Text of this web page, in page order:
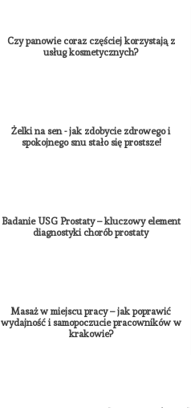
Czy panowie coraz częściej korzystają z
usług kosmetycznych?
Żelki na sen - jak zdobycie zdrowego i
spokojnego snu stało się prostsze!
Badanie USG Prostaty – kluczowy element
diagnostyki chorób prostaty
Masaż w miejscu pracy – jak poprawić
wydajność i samopoczucie pracowników w
krakowie?